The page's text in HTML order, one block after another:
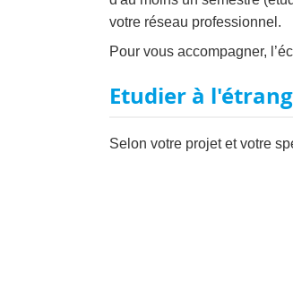
votre réseau professionnel.
Pour vous accompagner,
Etudier à
Selon votre projet et votre